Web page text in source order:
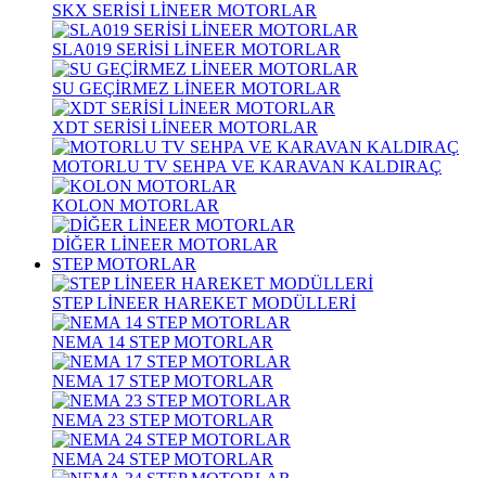
SKX SERİSİ LİNEER MOTORLAR
SLA019 SERİSİ LİNEER MOTORLAR
SU GEÇİRMEZ LİNEER MOTORLAR
XDT SERİSİ LİNEER MOTORLAR
MOTORLU TV SEHPA VE KARAVAN KALDIRAÇ
KOLON MOTORLAR
DİĞER LİNEER MOTORLAR
STEP MOTORLAR
STEP LİNEER HAREKET MODÜLLERİ
NEMA 14 STEP MOTORLAR
NEMA 17 STEP MOTORLAR
NEMA 23 STEP MOTORLAR
NEMA 24 STEP MOTORLAR